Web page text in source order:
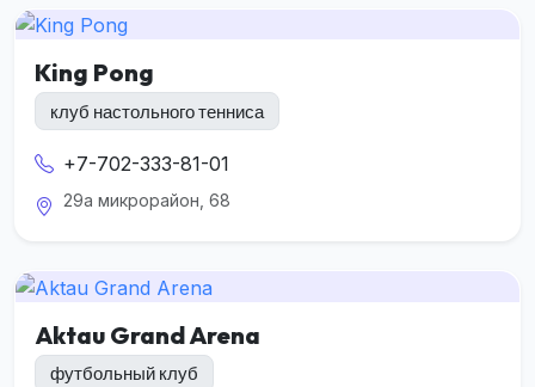
King Pong
клуб настольного тенниса
+7-702-333-81-01
29а микрорайон, 68
Aktau Grand Arena
футбольный клуб